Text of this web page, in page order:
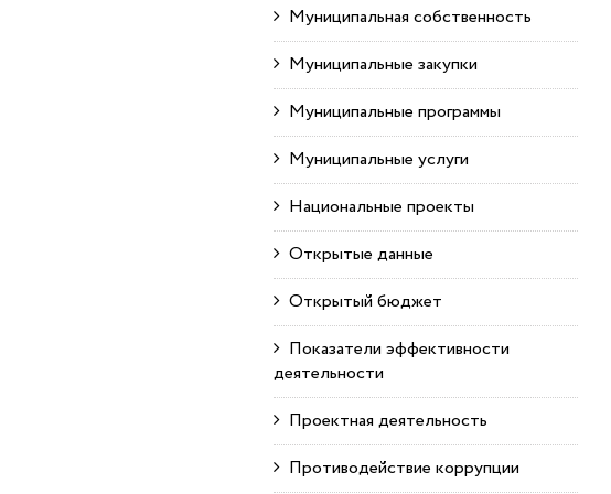
Муниципальная собственность
Муниципальные закупки
Муниципальные программы
Муниципальные услуги
Национальные проекты
Открытые данные
Открытый бюджет
Показатели эффективности
деятельности
Проектная деятельность
Противодействие коррупции